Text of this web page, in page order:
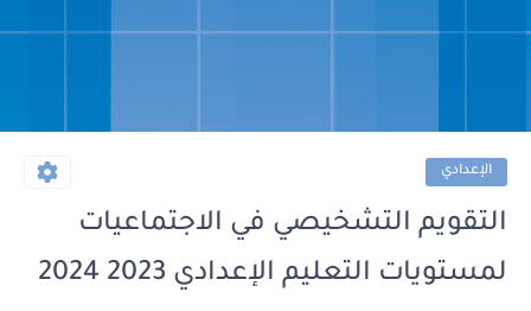
الإعدادي
التقويم التشخيصي في الاجتماعيات
لمستويات التعليم الإعدادي 2023 2024